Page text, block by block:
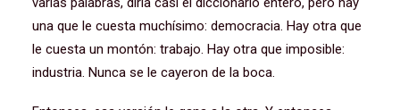
una que le cuesta muchísimo: democracia. Hay otra que
le cuesta un montón: trabajo. Hay otra que imposible:
industria. Nunca se le cayeron de la boca.